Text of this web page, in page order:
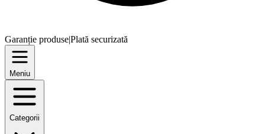
Garanție produse|Plată securizată
Meniu
Categorii